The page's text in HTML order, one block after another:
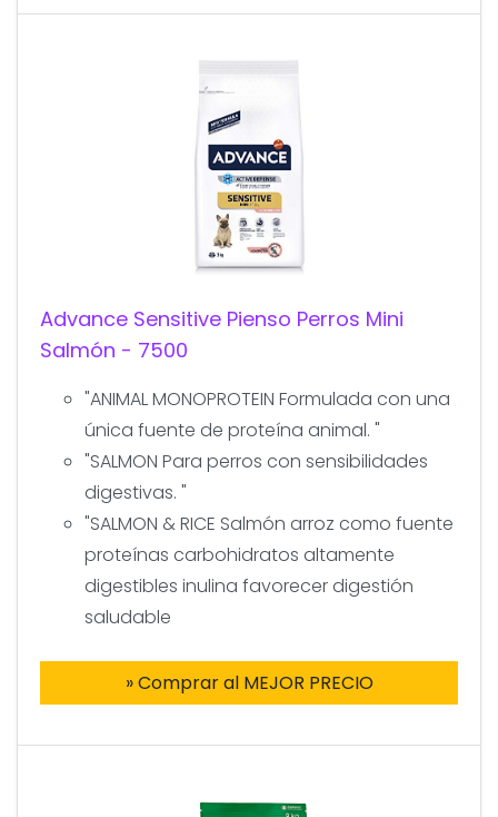
Advance Sensitive Pienso Perros Mini
Salmón - 7500
"ANIMAL MONOPROTEIN Formulada con una
única fuente de proteína animal. "
"SALMON Para perros con sensibilidades
digestivas. "
"SALMON & RICE Salmón arroz como fuente
proteínas carbohidratos altamente
digestibles inulina favorecer digestión
saludable
» Comprar al MEJOR PRECIO